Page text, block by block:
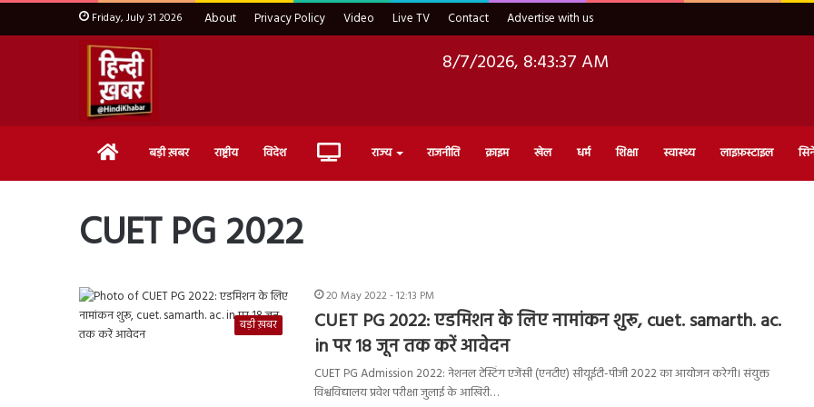
Friday, July 31 2026 About Privacy Policy Video Live TV Contact Advertise with us
8/7/2026, 8:43:38 AM
Home बड़ी ख़बर राष्ट्रीय विदेश Live राज्य राजनीति क्राइम खेल धर्म शिक्षा स्वास्थ्य लाइफ़स्टाइल
CUET PG 2022
बड़ी ख़बर
20 May 2022 - 12:13 PM
CUET PG 2022: एडमिशन के लिए नामांकन शुरू, cuet. samarth. ac.
in पर 18 जून तक करें आवेदन
CUET PG Admission 2022: नेशनल टेस्टिंग एजेंसी (एनटीए) सीयूईटी-पीजी 2022 का आयोजन करेगी। संयुक्त
विश्वविद्यालय प्रवेश परीक्षा जुलाई के आखिरी…